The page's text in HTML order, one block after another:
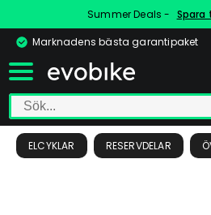
Summer Deals - Spara
Marknadens bästa garantipaket
ELCYKLAR RESERVDELAR